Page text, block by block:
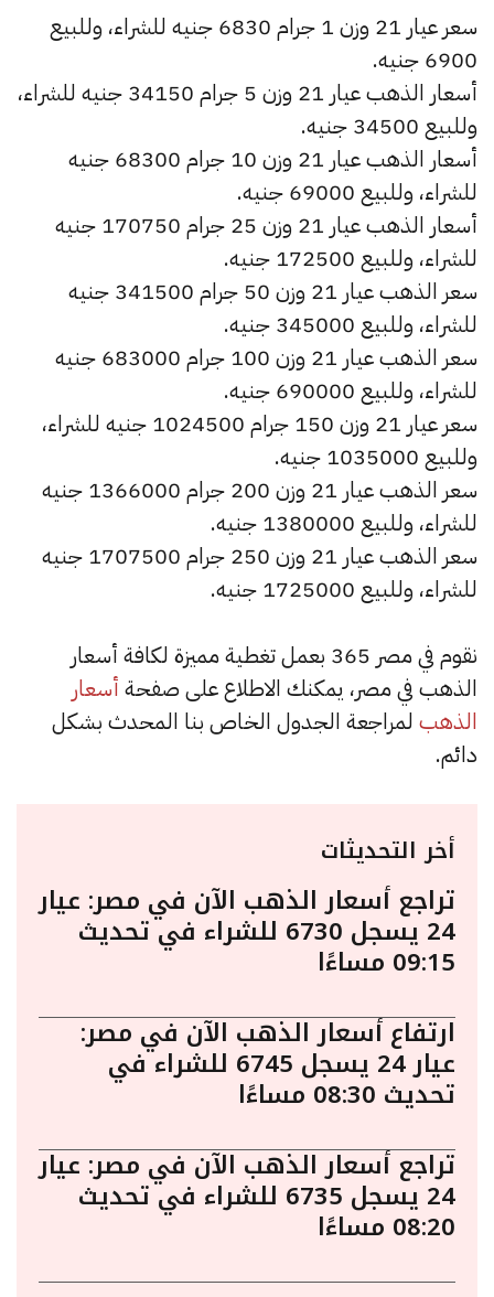
سعر عيار 21 وزن 1 جرام 6830 جنيه للشراء، وللبيع
6900 جنيه.
أسعار الذهب عيار 21 وزن 5 جرام 34150 جنيه للشراء،
وللبيع 34500 جنيه.
أسعار الذهب عيار 21 وزن 10 جرام 68300 جنيه
للشراء، وللبيع 69000 جنيه.
أسعار الذهب عيار 21 وزن 25 جرام 170750 جنيه
للشراء، وللبيع 172500 جنيه.
سعر الذهب عيار 21 وزن 50 جرام 341500 جنيه
للشراء، وللبيع 345000 جنيه.
سعر الذهب عيار 21 وزن 100 جرام 683000 جنيه
للشراء، وللبيع 690000 جنيه.
سعر عيار 21 وزن 150 جرام 1024500 جنيه للشراء،
وللبيع 1035000 جنيه.
سعر الذهب عيار 21 وزن 200 جرام 1366000 جنيه
للشراء، وللبيع 1380000 جنيه.
سعر الذهب عيار 21 وزن 250 جرام 1707500 جنيه
للشراء، وللبيع 1725000 جنيه.
نقوم في مصر 365 بعمل تغطية مميزة لكافة أسعار
الذهب في مصر، يمكنك الاطلاع على صفحة أسعار
الذهب لمراجعة الجدول الخاص بنا المحدث بشكل
دائم.
أخر التحديثات
تراجع أسعار الذهب الآن في مصر: عيار
24 يسجل 6730 للشراء في تحديث
09:15 مساءًا
ارتفاع أسعار الذهب الآن في مصر:
عيار 24 يسجل 6745 للشراء في
تحديث 08:30 مساءًا
تراجع أسعار الذهب الآن في مصر: عيار
24 يسجل 6735 للشراء في تحديث
08:20 مساءًا